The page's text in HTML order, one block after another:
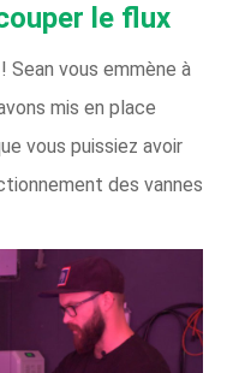
le flux
Sean vous emmène à
mis en place
vous puissiez avoir
des vannes